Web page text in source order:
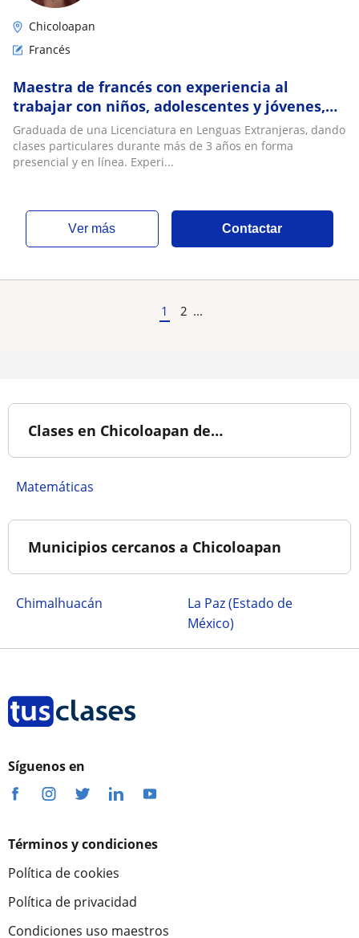
Chicoloapan
Francés
Maestra de francés con experiencia al
trabajar con niños, adolescentes y jóvenes,
en línea y presencial
Graduada de una Licenciatura en Lenguas Extranjeras, dando
clases particulares durante más de 3 años en forma
presencial y en línea. Experi...
ver más Contactar
1 2 ...
Clases en Chicoloapan de…
Matemáticas
Municipios cercanos a Chicoloapan
Chimalhuacán
La Paz (Estado de
México)
Síguenos en
Términos y condiciones
Política de cookies
Política de privacidad
Condiciones uso maestros